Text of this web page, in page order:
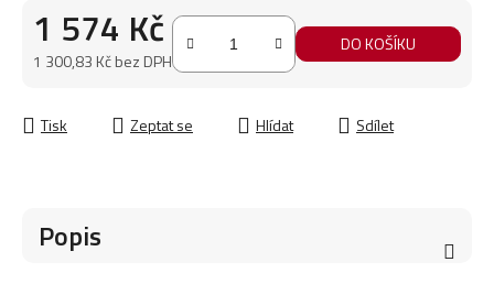
1 574 Kč
1 300,83 Kč bez DPH
DO KOŠÍKU
Tisk Zeptat se Hlídat Sdílet
Popis